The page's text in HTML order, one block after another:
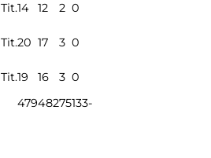
Tit.14 12 2 0
Tit.20 17 3 0
Tit.19 16 3 0
47948275133-